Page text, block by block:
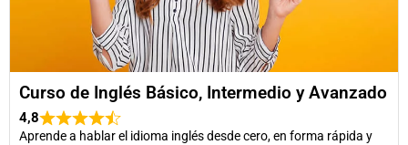
Curso de Inglés Básico, Intermedio y Avanzado
4,8
Aprende a hablar el idioma inglés desde cero, en forma rápida y